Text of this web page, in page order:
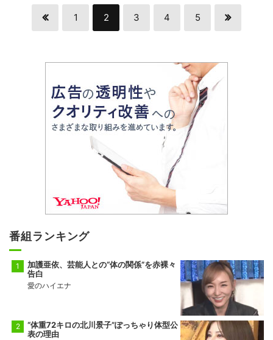
1 2 3 4 5
番組ランキング
加護亜依、芸能人との“体の関係”を赤裸々
告白
愛のハイエナ
“体重72キロの北川景子”ぽっちゃり体型公
表の理由